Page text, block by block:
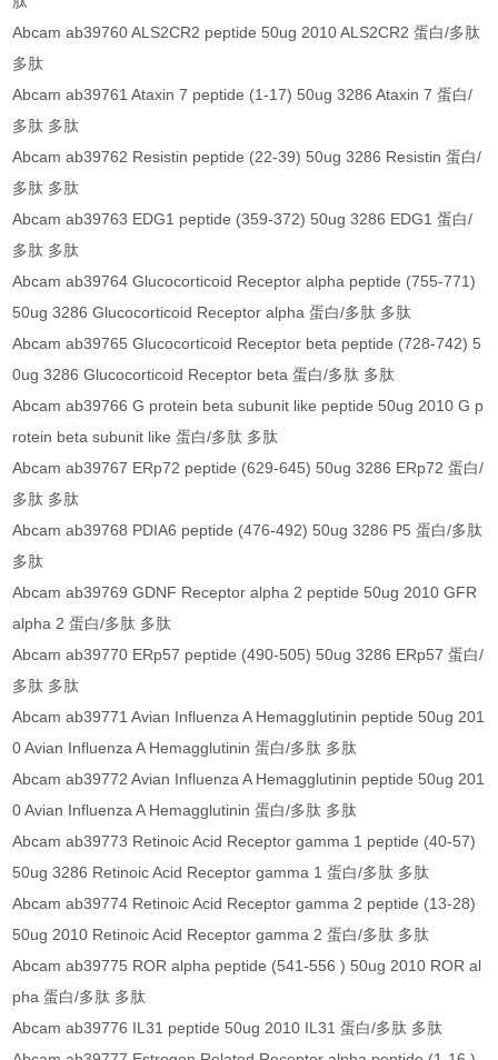
Abcam ab39760 ALS2CR2 peptide 50ug 2010 ALS2CR2 蛋白/多肽
多肽
Abcam ab39761 Ataxin 7 peptide (1-17) 50ug 3286 Ataxin 7 蛋白/
多肽 多肽
Abcam ab39762 Resistin peptide (22-39) 50ug 3286 Resistin 蛋白/
多肽 多肽
Abcam ab39763 EDG1 peptide (359-372) 50ug 3286 EDG1 蛋白/
多肽 多肽
Abcam ab39764 Glucocorticoid Receptor alpha peptide (755-771)
50ug 3286 Glucocorticoid Receptor alpha 蛋白/多肽 多肽
Abcam ab39765 Glucocorticoid Receptor beta peptide (728-742) 5
0ug 3286 Glucocorticoid Receptor beta 蛋白/多肽 多肽
Abcam ab39766 G protein beta subunit like peptide 50ug 2010 G p
rotein beta subunit like 蛋白/多肽 多肽
Abcam ab39767 ERp72 peptide (629-645) 50ug 3286 ERp72 蛋白/
多肽 多肽
Abcam ab39768 PDIA6 peptide (476-492) 50ug 3286 P5 蛋白/多肽
多肽
Abcam ab39769 GDNF Receptor alpha 2 peptide 50ug 2010 GFR
alpha 2 蛋白/多肽 多肽
Abcam ab39770 ERp57 peptide (490-505) 50ug 3286 ERp57 蛋白/
多肽 多肽
Abcam ab39771 Avian Influenza A Hemagglutinin peptide 50ug 201
0 Avian Influenza A Hemagglutinin 蛋白/多肽 多肽
Abcam ab39772 Avian Influenza A Hemagglutinin peptide 50ug 201
0 Avian Influenza A Hemagglutinin 蛋白/多肽 多肽
Abcam ab39773 Retinoic Acid Receptor gamma 1 peptide (40-57)
50ug 3286 Retinoic Acid Receptor gamma 1 蛋白/多肽 多肽
Abcam ab39774 Retinoic Acid Receptor gamma 2 peptide (13-28)
50ug 2010 Retinoic Acid Receptor gamma 2 蛋白/多肽 多肽
Abcam ab39775 ROR alpha peptide (541-556 ) 50ug 2010 ROR al
pha 蛋白/多肽 多肽
Abcam ab39776 IL31 peptide 50ug 2010 IL31 蛋白/多肽 多肽